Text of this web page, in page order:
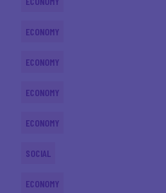
ECONOMY
ECONOMY
ECONOMY
ECONOMY
SOCIAL
ECONOMY